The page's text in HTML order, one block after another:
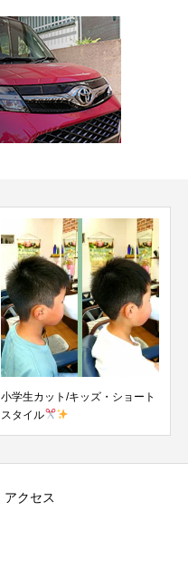
小学生カット/キッズ・ショート
スタイル
アクセス